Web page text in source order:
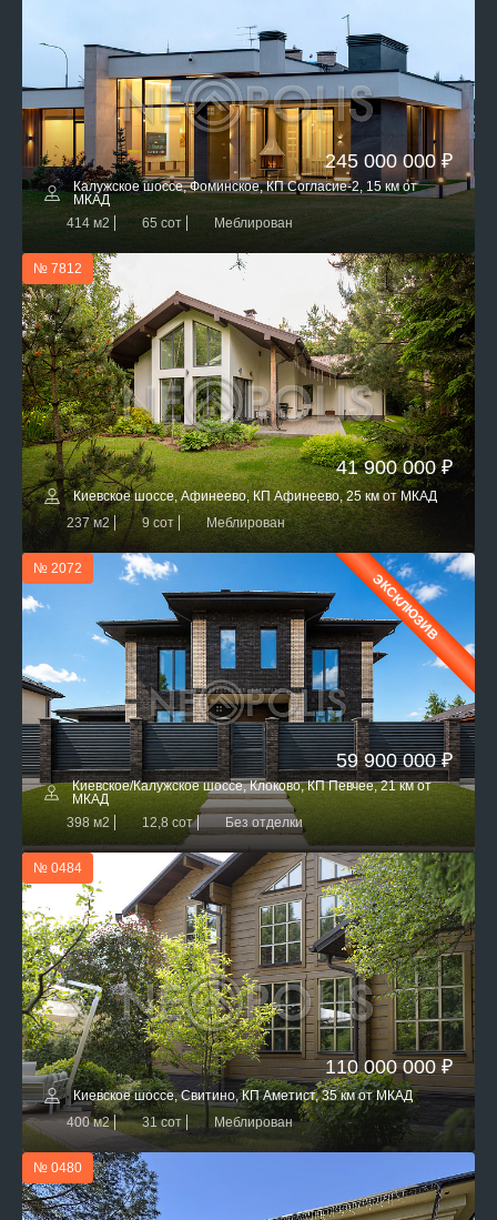
245 000 000 ₽
Калужское шоссе, Фоминское, КП Согласие-2, 15 км от
МКАД
414 м2
65 сот Меблирован
№ 7812
41 900 000 ₽
Киевское шоссе, Афинеево, КП Афинеево, 25 км от МКАД
237 м2
9 сот Меблирован
№ 2072
ЭКСКЛЮЗИВ
59 900 000 ₽
Киевское/Калужское шоссе, Клоково, КП Певчее, 21 км от
МКАД
398 м2
12,8 сот Без отделки
№ 0484
110 000 000 ₽
Киевское шоссе, Свитино, КП Аметист, 35 км от МКАД
400 м2
31 сот Меблирован
№ 0480